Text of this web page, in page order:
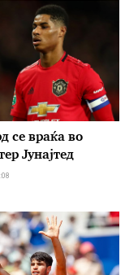
се враќа во
Јунајтед